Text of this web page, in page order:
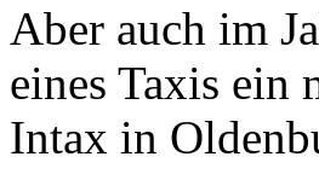
Aber auch im
eines Taxis ein
Intax in